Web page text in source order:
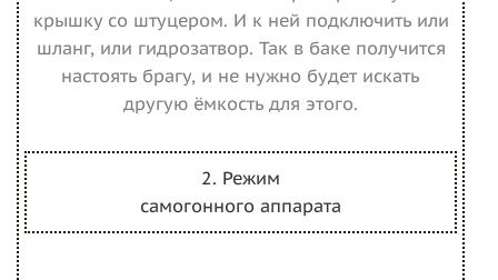
крышку со штуцером. И к ней подключить или
шланг, или гидрозатвор. Так в баке получится
настоять брагу, и не нужно будет искать
другую ёмкость для этого.
2. Режим
самогонного аппарата